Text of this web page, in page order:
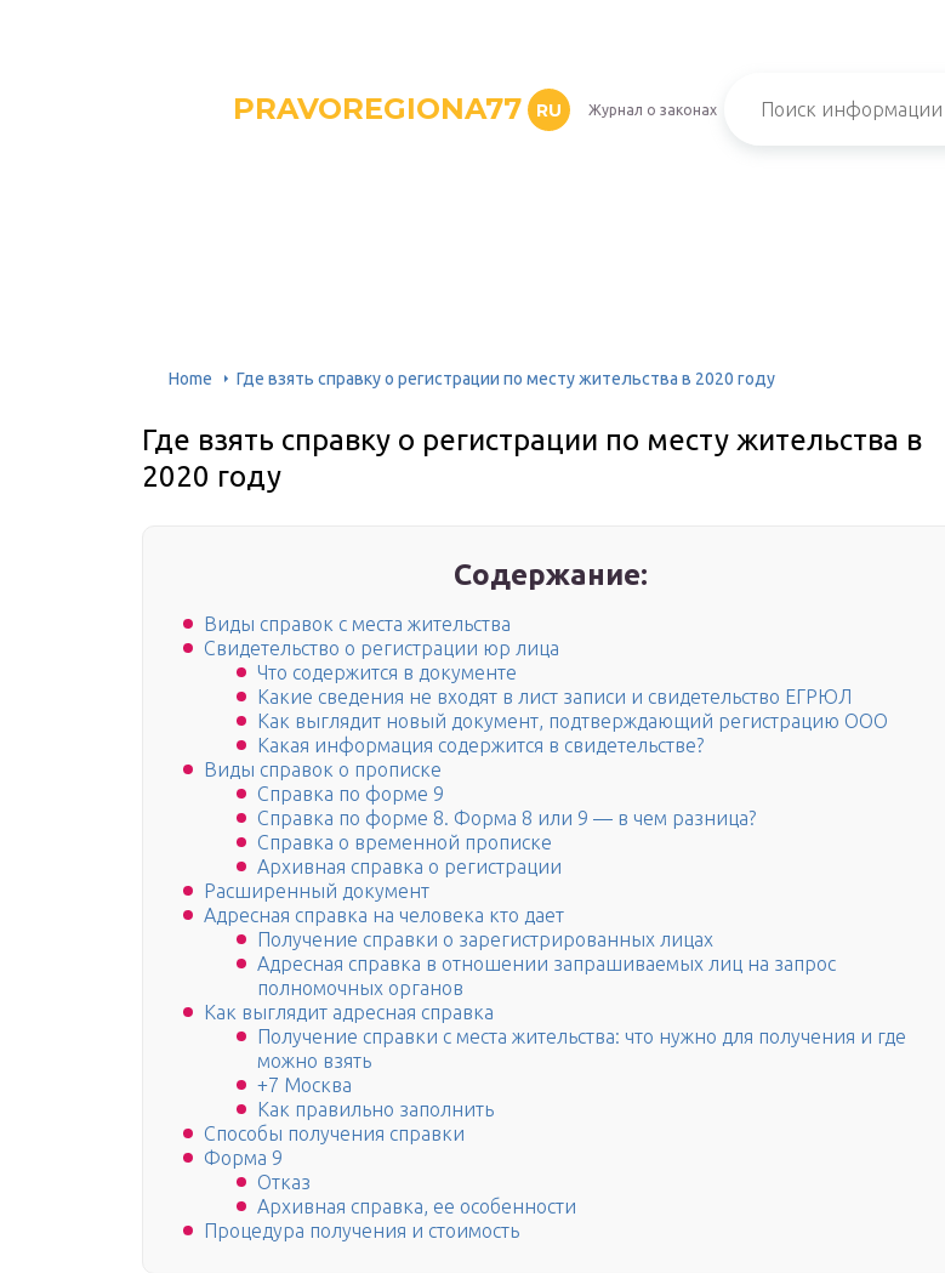
PRAVOREGIONA77 RU Журнал о законах
Home Где взять справку о регистрации по месту жительства в 2020 году
Где взять справку о регистрации по месту жительства в
2020 году
Содержание:
Виды справок с места жительства
Свидетельство о регистрации юр лица
Что содержится в документе
Какие сведения не входят в лист записи и свидетельство ЕГРЮЛ
Как выглядит новый документ, подтверждающий регистрацию ООО
Какая информация содержится в свидетельстве?
Виды справок о прописке
Справка по форме 9
Справка по форме 8. Форма 8 или 9 — в чем разница?
Справка о временной прописке
Архивная справка о регистрации
Расширенный документ
Адресная справка на человека кто дает
Получение справки о зарегистрированных лицах
Адресная справка в отношении запрашиваемых лиц на запрос
полномочных органов
Как выглядит адресная справка
Получение справки с места жительства: что нужно для получения и где
можно взять
+7 Москва
Как правильно заполнить
Способы получения справки
Форма 9
Отказ
Архивная справка, ее особенности
Процедура получения и стоимость